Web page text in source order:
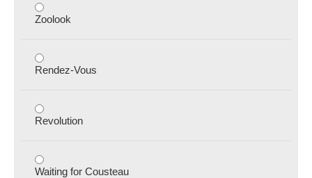
Zoolook
Rendez-Vous
Revolution
Waiting for Cousteau